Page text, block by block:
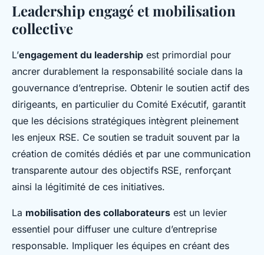
Leadership engagé et mobilisation
collective
L’engagement du leadership est primordial pour
ancrer durablement la responsabilité sociale dans la
gouvernance d’entreprise. Obtenir le soutien actif des
dirigeants, en particulier du Comité Exécutif, garantit
que les décisions stratégiques intègrent pleinement
les enjeux RSE. Ce soutien se traduit souvent par la
création de comités dédiés et par une communication
transparente autour des objectifs RSE, renforçant
ainsi la légitimité de ces initiatives.
La mobilisation des collaborateurs est un levier
essentiel pour diffuser une culture d’entreprise
responsable. Impliquer les équipes en créant des